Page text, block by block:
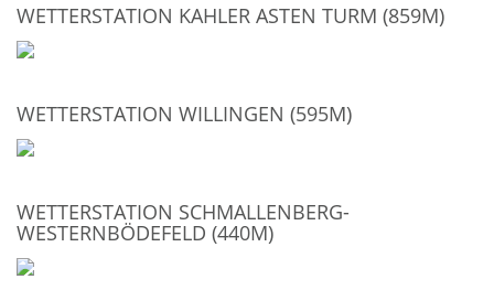
WETTERSTATION KAHLER ASTEN TURM (859M)
WETTERSTATION WILLINGEN (595M)
WETTERSTATION SCHMALLENBERG-
WESTERNBÖDEFELD (440M)